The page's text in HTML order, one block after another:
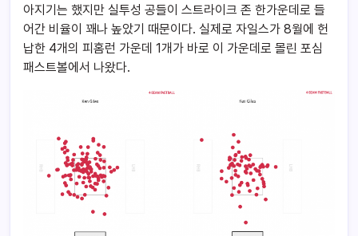
아지기는 했지만 실투성 공들이 스트라이크 존 한가운데로 들
어간 비율이 꽤나 높았기 때문이다. 실제로 자일스가 8월에 헌
납한 4개의 피홈런 가운데 1개가 바로 이 가운데로 몰린 포심
패스트볼에서 나왔다.